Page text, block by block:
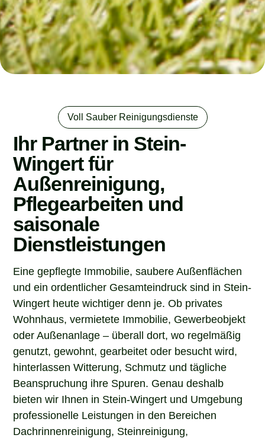
Voll Sauber Reinigungsdienste
Ihr Partner in Stein-
Wingert für
Außenreinigung,
Pflegearbeiten und
saisonale
Dienstleistungen
Eine gepflegte Immobilie, saubere Außenflächen
und ein ordentlicher Gesamteindruck sind in Stein-
Wingert heute wichtiger denn je. Ob privates
Wohnhaus, vermietete Immobilie, Gewerbeobjekt
oder Außenanlage – überall dort, wo regelmäßig
genutzt, gewohnt, gearbeitet oder besucht wird,
hinterlassen Witterung, Schmutz und tägliche
Beanspruchung ihre Spuren. Genau deshalb
bieten wir Ihnen in Stein-Wingert und Umgebung
professionelle Leistungen in den Bereichen
Dachrinnenreinigung, Steinreinigung,